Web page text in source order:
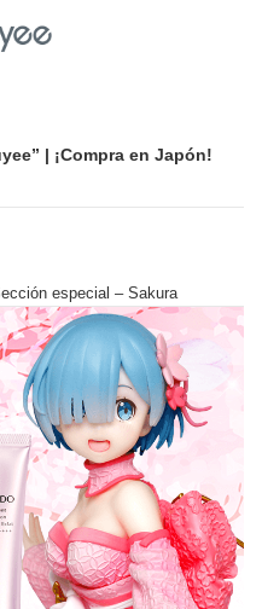
| ¡Compra en Japón!
especial – Sakura